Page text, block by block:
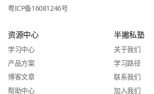
粤ICP备16081246号
资源中心
学习中心
产品方案
博客文章
帮助中心
半撇私塾
关于我们
学习路径
联系我们
加入我们